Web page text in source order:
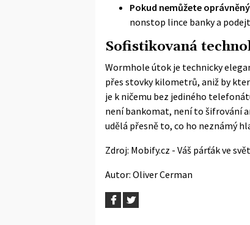
Pokud nemůžete
nonstop lince banky a
Sofistikovaná
Wormhole útok je technicky
přes stovky kilometrů, aniž by
je k ničemu bez jediného
není bankomat, není to šifrování
udělá přesně to, co ho neznámý
Zdroj: Mobify.cz - Váš párťák ve
Autor: Oliver Cerman